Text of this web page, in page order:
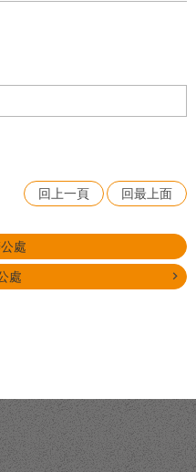
回上一頁 回最上面
處
處